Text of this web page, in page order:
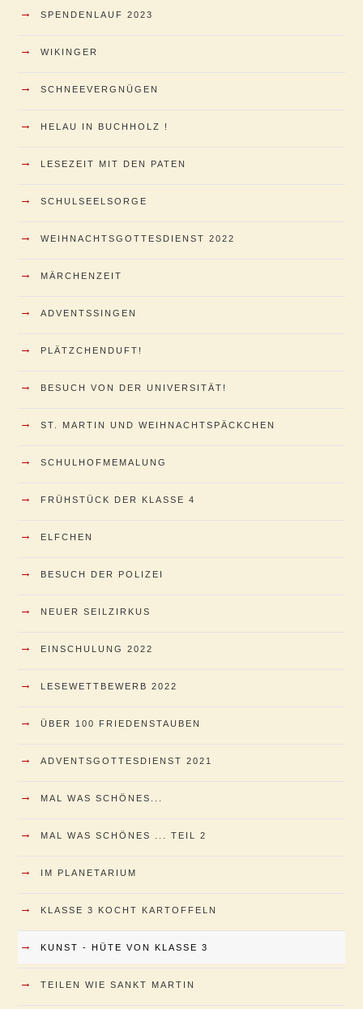
→ SPENDENLAUF 2023
→ WIKINGER
→ SCHNEEVERGNÜGEN
→ HELAU IN BUCHHOLZ !
→ LESEZEIT MIT DEN PATEN
→ SCHULSEELSORGE
→ WEIHNACHTSGOTTESDIENST 2022
→ MÄRCHENZEIT
→ ADVENTSSINGEN
→ PLÄTZCHENDUFT!
→ BESUCH VON DER UNIVERSITÄT!
→ ST. MARTIN UND WEIHNACHTSPÄCKCHEN
→ SCHULHOFMEMALUNG
→ FRÜHSTÜCK DER KLASSE 4
→ ELFCHEN
→ BESUCH DER POLIZEI
→ NEUER SEILZIRKUS
→ EINSCHULUNG 2022
→ LESEWETTBEWERB 2022
→ ÜBER 100 FRIEDENSTAUBEN
→ ADVENTSGOTTESDIENST 2021
→ MAL WAS SCHÖNES...
→ MAL WAS SCHÖNES ... TEIL 2
→ IM PLANETARIUM
→ KLASSE 3 KOCHT KARTOFFELN
→ KUNST - HÜTE VON KLASSE 3
→ TEILEN WIE SANKT MARTIN